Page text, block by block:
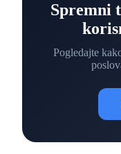
Spremni
Pogledajte